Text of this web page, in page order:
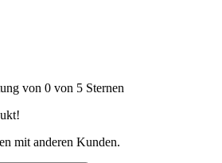
von 0 von 5 Sternen
mit anderen Kunden.